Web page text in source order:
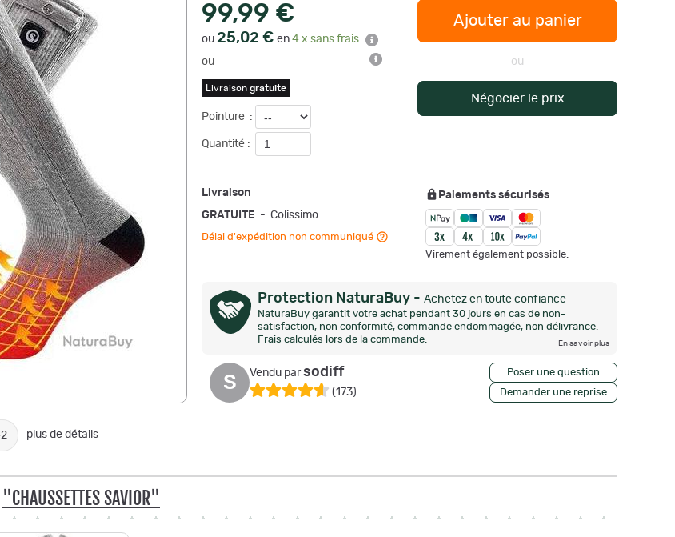
plus de détails
99,99 €
ou 25,02 € en 4 x sans frais
ou
Livraison gratuite
Pointure :
Quantité :
Ajouter au panier
ou
Négocier le prix
Livraison
GRATUITE - Colissimo
Délai d'expédition non communiqué
Paiements sécurisés
Virement également possible.
Protection NaturaBuy - Achetez en toute confiance
NaturaBuy garantit votre achat pendant 30 jours en cas de non-
satisfaction, non conformité, commande endommagée, non délivrance.
Frais calculés lors de la commande.
En savoir plus
S Vendu parsodiff
(173) Demander une reprise
Poser une question
"CHAUSSETTES SAVIOR"